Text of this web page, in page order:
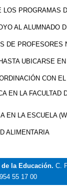
PROGRAMAS
AL ALUMNADO
DE PROFESORES
UBICARSE
CON
EN LA FACULTAD
EN LA ESCUELA
ALIMENTARIA
la Educación. C.
55 17 00